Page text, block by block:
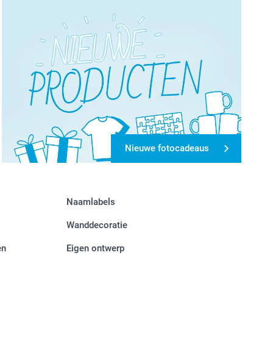
Nieuwe fotocadeaus
Naamlabels
Wanddecoratie
Eigen ontwerp